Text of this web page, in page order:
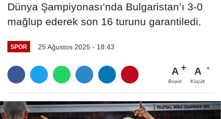
Dünya Şampiyonası’nda Bulgaristan’ı 3-0
mağlup ederek son 16 turunu garantiledi.
SPOR 25 Ağustos 2025 - 18:43
A
Büyüt
A
Küçült